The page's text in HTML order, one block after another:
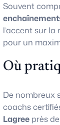
Souvent
l’accent sur
pour un
Où
De nombreux
coachs
Lagree près